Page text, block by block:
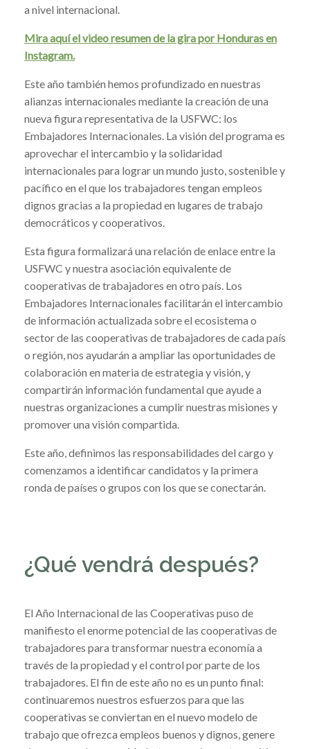
a nivel internacional.
Mira aquí el video resumen de la gira por Honduras en
Instagram.
Este año también hemos profundizado en nuestras
alianzas internacionales mediante la creación de una
nueva figura representativa de la USFWC: los
Embajadores Internacionales. La visión del programa es
aprovechar el intercambio y la solidaridad
internacionales para lograr un mundo justo, sostenible y
pacífico en el que los trabajadores tengan empleos
dignos gracias a la propiedad en lugares de trabajo
democráticos y cooperativos.
Esta figura formalizará una relación de enlace entre la
USFWC y nuestra asociación equivalente de
cooperativas de trabajadores en otro país. Los
Embajadores Internacionales facilitarán el intercambio
de información actualizada sobre el ecosistema o
sector de las cooperativas de trabajadores de cada país
o región, nos ayudarán a ampliar las oportunidades de
colaboración en materia de estrategia y visión, y
compartirán información fundamental que ayude a
nuestras organizaciones a cumplir nuestras misiones y
promover una visión compartida.
Este año, definimos las responsabilidades del cargo y
comenzamos a identificar candidatos y la primera
ronda de países o grupos con los que se conectarán.
¿Qué vendrá después?
El Año Internacional de las Cooperativas puso de
manifiesto el enorme potencial de las cooperativas de
trabajadores para transformar nuestra economía a
través de la propiedad y el control por parte de los
trabajadores. El fin de este año no es un punto final:
continuaremos nuestros esfuerzos para que las
cooperativas se conviertan en el nuevo modelo de
trabajo que ofrezca empleos buenos y dignos, genere